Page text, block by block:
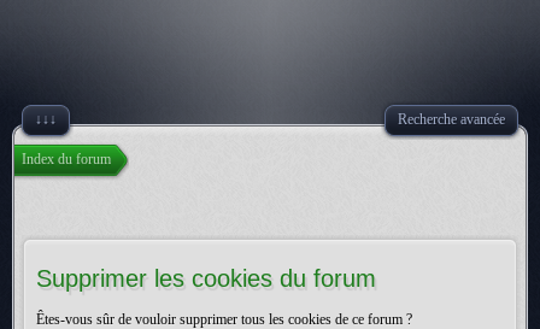
↓↓↓ Recherche avancée
Index du forum
Supprimer les cookies du forum
Êtes-vous sûr de vouloir supprimer tous les cookies de ce forum ?